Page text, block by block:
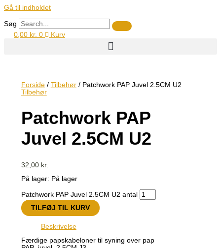
Gå til indholdet
Søg
0,00 kr. 0 Kurv
Forside/ Tilbehør/ Patchwork PAP Juvel 2.5CM U2
Tilbehør
Patchwork PAP
Juvel 2.5CM U2
32,00 kr.
På lager: På lager
Patchwork PAP Juvel 2.5CM U2 antal
TILFØJ TIL KURV
Beskrivelse
Færdige papskabeloner til syning over pap